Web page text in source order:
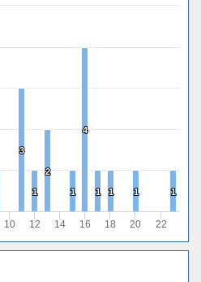
3
3
1
1
2
2
1
1
4
4
1
1 1
1 1
1 1
1
10 12 14 16 18 20 22